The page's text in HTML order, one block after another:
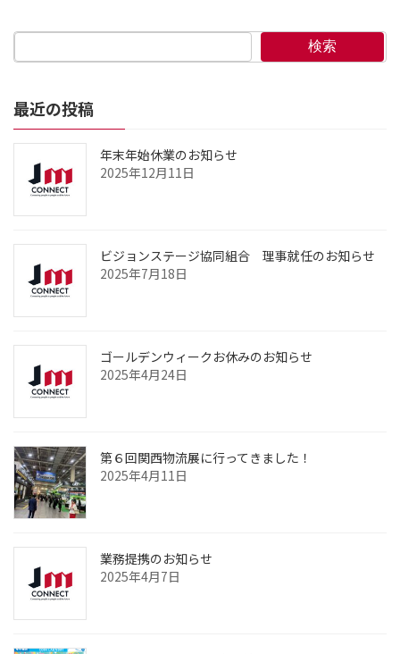
検索
最近の投稿
年末年始休業のお知らせ
2025年12月11日
ビジョンステージ協同組合 理事就任のお知らせ
2025年7月18日
ゴールデンウィークお休みのお知らせ
2025年4月24日
第６回関西物流展に行ってきました！
2025年4月11日
業務提携のお知らせ
2025年4月7日